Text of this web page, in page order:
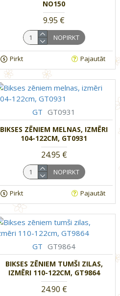
NO150
9.95 €
NOPIRKT
Pirkt Pajautāt
GT GT0931
BIKSES ZĒNIEM MELNAS, IZMĒRI
104-122CM, GT0931
24.95 €
NOPIRKT
Pirkt Pajautāt
GT GT9864
BIKSES ZĒNIEM TUMŠI ZILAS,
IZMĒRI 110-122CM, GT9864
24.90 €